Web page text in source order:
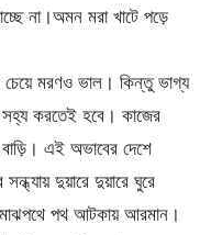
না।অমন মরা খাটে পড়ে
চেয়ে মরণও ভাল। কিন্তু ভাগ্য
করতেই হবে। কাজের
এই অভাবের দেশে
দুয়ারে দুয়ারে ঘুরে
মাঝপথে পথ আটকায় আরমান।